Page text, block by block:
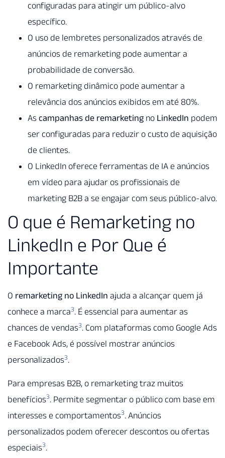
configuradas para atingir um público-alvo
específico.
O uso de lembretes personalizados através de
anúncios de remarketing pode aumentar a
probabilidade de conversão.
O remarketing dinâmico pode aumentar a
relevância dos anúncios exibidos em até 80%.
As campanhas de remarketingno LinkedIn podem
ser configuradas para reduzir o custo de aquisição
de clientes.
O LinkedIn oferece ferramentas de IA e anúncios
em vídeo para ajudar os profissionais de
marketing B2B a se engajar com seus público-alvo.
O que é Remarketing no
LinkedIn e Por Que é
Importante
O remarketing no LinkedIn ajuda a alcançar quem já
conhece a marca3. É essencial para aumentar as
chances de vendas3. Com plataformas como Google Ads
e Facebook Ads, é possível mostrar anúncios
personalizados3.
Para empresas B2B, o remarketing traz muitos
benefícios3. Permite segmentar o público com base em
interesses e comportamentos3. Anúncios
personalizados podem oferecer descontos ou ofertas
especiais3.